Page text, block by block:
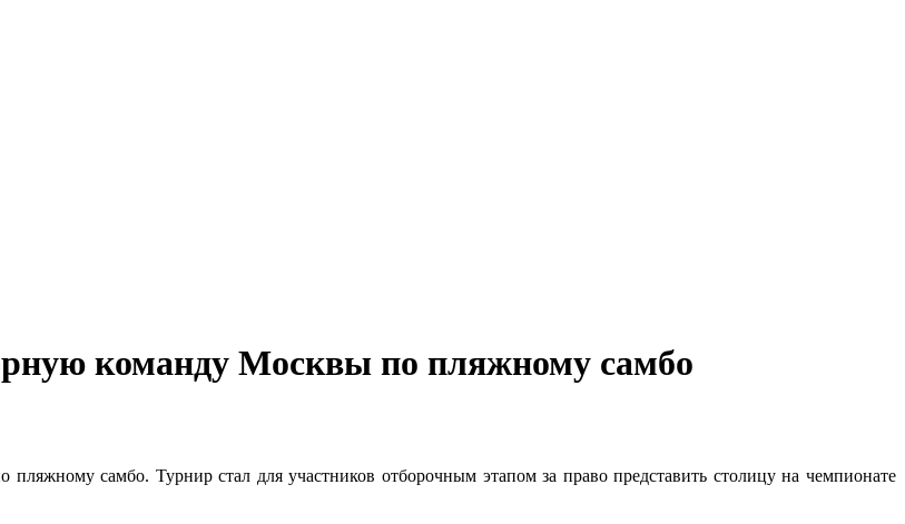
команду Москвы по пляжному самбо
самбо. Турнир стал для участников отборочным этапом за право представить столицу на чемпионате